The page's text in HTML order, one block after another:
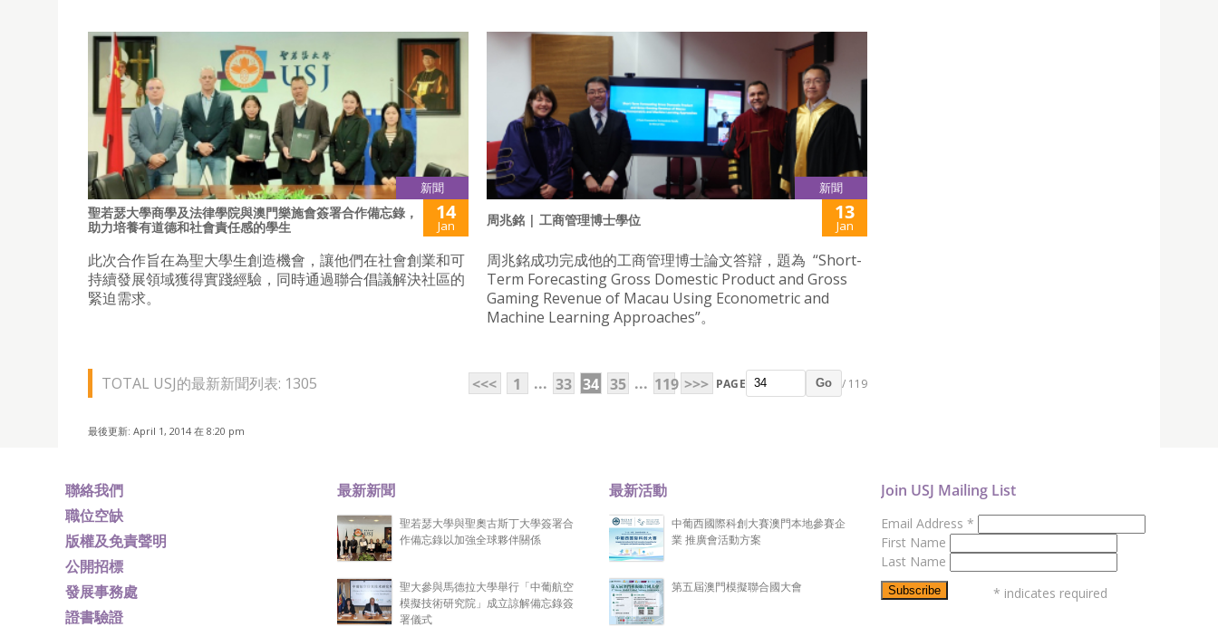
新聞
聖若瑟大學商學及法律學院與澳門樂施會簽署合作備忘錄，
助力培養有道德和社會責任感的學生
14
Jan
此次合作旨在為聖大學生創造機會，讓他們在社會創業和可
持續發展領域獲得實踐經驗，同時通過聯合倡議解決社區的
緊迫需求。
新聞
周兆銘 | 工商管理博士學位 13
Jan
周兆銘成功完成他的工商管理博士論文答辯，題為 “Short-
Term Forecasting Gross Domestic Product and Gross
Gaming Revenue of Macau Using Econometric and
Machine Learning Approaches”。
TOTAL USJ的最新新聞列表: 1305 <<< 1 ... 33 34 35 ... 119 >>> PAGE Go / 119
最後更新: April 1, 2014 在 8:20 pm
聯絡我們
職位空缺
版權及免責聲明
公開招標
發展事務處
證書驗證
最新新聞
聖若瑟大學與聖奧古斯丁大學簽署合
作備忘錄以加強全球夥伴關係
聖大參與馬德拉大學舉行「中葡航空
模擬技術研究院」成立諒解備忘錄簽
署儀式
最新活動
中葡西國際科創大賽澳門本地參賽企
業 推廣會活動方案
第五屆澳門模擬聯合國大會
Join USJ Mailing List
Email Address *
First Name
Last Name
* indicates required